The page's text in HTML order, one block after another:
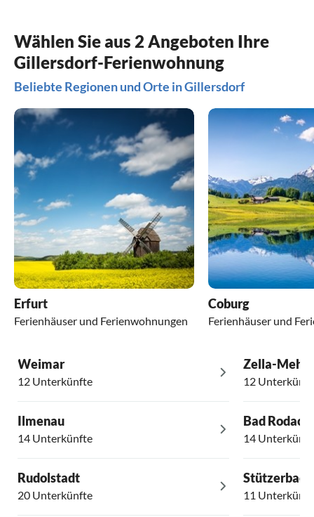
Wählen Sie aus 2 Angeboten Ihre
Gillersdorf-Ferienwohnung
Beliebte Regionen und Orte in Gillersdorf
Erfurt
Ferienhäuser und Ferienwohnungen
Coburg
Ferienhäuser und
Weimar
12 Unterkünfte
Ilmenau
14 Unterkünfte
Rudolstadt
20 Unterkünfte
Zella-
12
Bad Rodach
14
Stützerbach
11